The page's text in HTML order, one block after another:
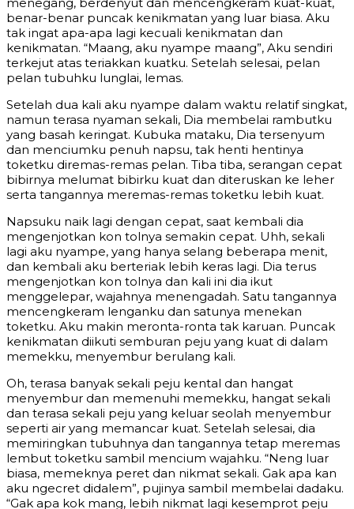
benar-benar puncak kenikmatan yang luar biasa. Aku
tak ingat apa-apa lagi kecuali kenikmatan dan
kenikmatan. “Maang, aku nyampe maang”, Aku sendiri
terkejut atas teriakkan kuatku. Setelah selesai, pelan
pelan tubuhku lunglai, lemas.
Setelah dua kali aku nyampe dalam waktu relatif singkat,
namun terasa nyaman sekali, Dia membelai rambutku
yang basah keringat. Kubuka mataku, Dia tersenyum
dan menciumku penuh napsu, tak henti hentinya
toketku diremas-remas pelan. Tiba tiba, serangan cepat
bibirnya melumat bibirku kuat dan diteruskan ke leher
serta tangannya meremas-remas toketku lebih kuat.
Napsuku naik lagi dengan cepat, saat kembali dia
mengenjotkan kon tolnya semakin cepat. Uhh, sekali
lagi aku nyampe, yang hanya selang beberapa menit,
dan kembali aku berteriak lebih keras lagi. Dia terus
mengenjotkan kon tolnya dan kali ini dia ikut
menggelepar, wajahnya menengadah. Satu tangannya
mencengkeram lenganku dan satunya menekan
toketku. Aku makin meronta-ronta tak karuan. Puncak
kenikmatan diikuti semburan peju yang kuat di dalam
memekku, menyembur berulang kali.
Oh, terasa banyak sekali peju kental dan hangat
menyembur dan memenuhi memekku, hangat sekali
dan terasa sekali peju yang keluar seolah menyembur
seperti air yang memancar kuat. Setelah selesai, dia
memiringkan tubuhnya dan tangannya tetap meremas
lembut toketku sambil mencium wajahku. “Neng luar
biasa, memeknya peret dan nikmat sekali. Gak apa kan
aku ngecret didalem”, pujinya sambil membelai dadaku.
“Gak apa kok mang, lebih nikmat lagi kesemprot peju